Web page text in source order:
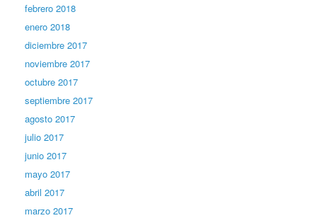
febrero 2018
enero 2018
diciembre 2017
noviembre 2017
octubre 2017
septiembre 2017
agosto 2017
julio 2017
junio 2017
mayo 2017
abril 2017
marzo 2017